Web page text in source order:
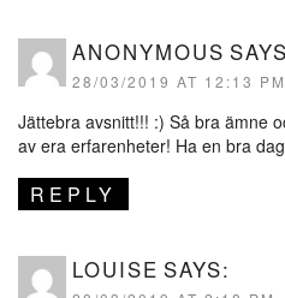
ANONYMOUS
28/03/2019 AT 12:13 PM
Jättebra avsnitt!!! :) Så bra ämne
av era erfarenheter! Ha en bra
REPLY
LOUISE SAYS: